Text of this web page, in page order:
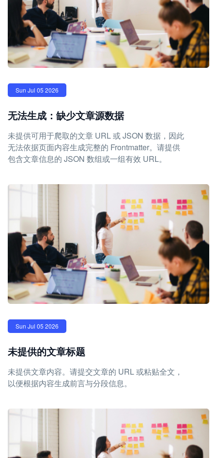
Sun Jul 05 2026
无法生成：缺少文章源数据
未提供可用于爬取的文章 URL 或 JSON 数据，因此
无法依据页面内容生成完整的 Frontmatter。请提供
包含文章信息的 JSON 数组或一组有效 URL。
Sun Jul 05 2026
未提供的文章标题
未提供文章内容。请提交文章的 URL 或粘贴全文，
以便根据内容生成前言与分段信息。